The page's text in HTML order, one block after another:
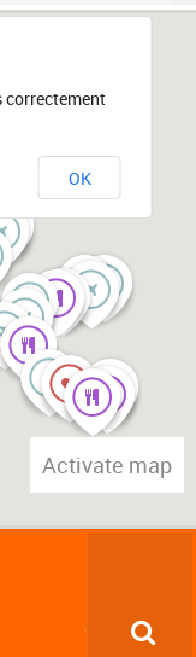
correctement
OK
Activate map